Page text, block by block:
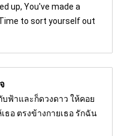
up, You've made a
to sort yourself out
ฟ้าและก็ดวงดาว ให้คอย
ธอ ตรงข้างกายเธอ รักฉัน